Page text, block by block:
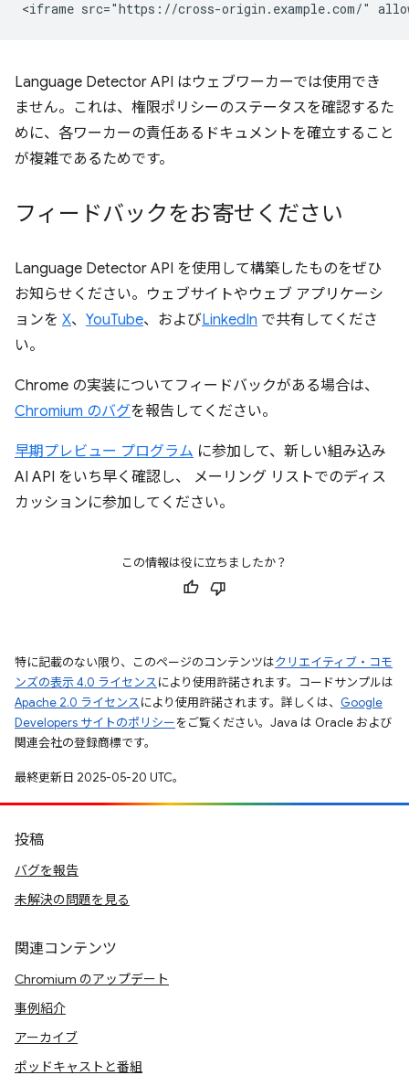
Language Detector API はウェブワーカーでは使用でき
ません。これは、権限ポリシーのステータスを確認するた
めに、各ワーカーの責任あるドキュメントを確立すること
が複雑であるためです。
フィードバックをお寄せください
Language Detector API を使用して構築したものをぜひ
お知らせください。ウェブサイトやウェブ アプリケーシ
ョンを X、 YouTube、およびLinkedIn で共有してくださ
い。
Chrome の実装についてフィードバックがある場合は、
Chromium のバグを報告してください。
早期プレビュー プログラム に参加して、新しい組み込み
AI API をいち早く確認し、 メーリング リストでのディス
カッションに参加してください。
この情報は役に立ちましたか？
特に記載のない限り、このページのコンテンツはクリエイティブ・コモ
ンズの表示 4.0 ライセンスにより使用許諾されます。コードサンプルは
Apache 2.0 ライセンスにより使用許諾されます。詳しくは、 Google
Developers サイトのポリシーをご覧ください。Java は Oracle および
関連会社の登録商標です。
最終更新日 2025-05-20 UTC。
投稿
バグを報告
未解決の問題を見る
関連コンテンツ
Chromium のアップデート
事例紹介
アーカイブ
ポッドキャストと番組